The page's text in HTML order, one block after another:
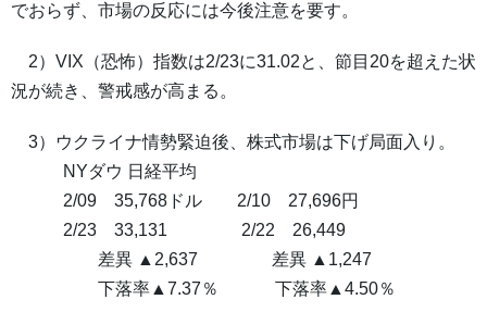
でおらず、市場の反応には今後注意を要す。
2）VIX（恐怖）指数は2/23に31.02と、節目20を超えた状
況が続き、警戒感が高まる。
3）ウクライナ情勢緊迫後、株式市場は下げ局面入り。
NYダウ 日経平均
2/09 35,768ドル 2/10 27,696円
2/23 33,131 2/22 26,449
差異 ▲2,637 差異 ▲1,247
下落率▲7.37％ 下落率▲4.50％